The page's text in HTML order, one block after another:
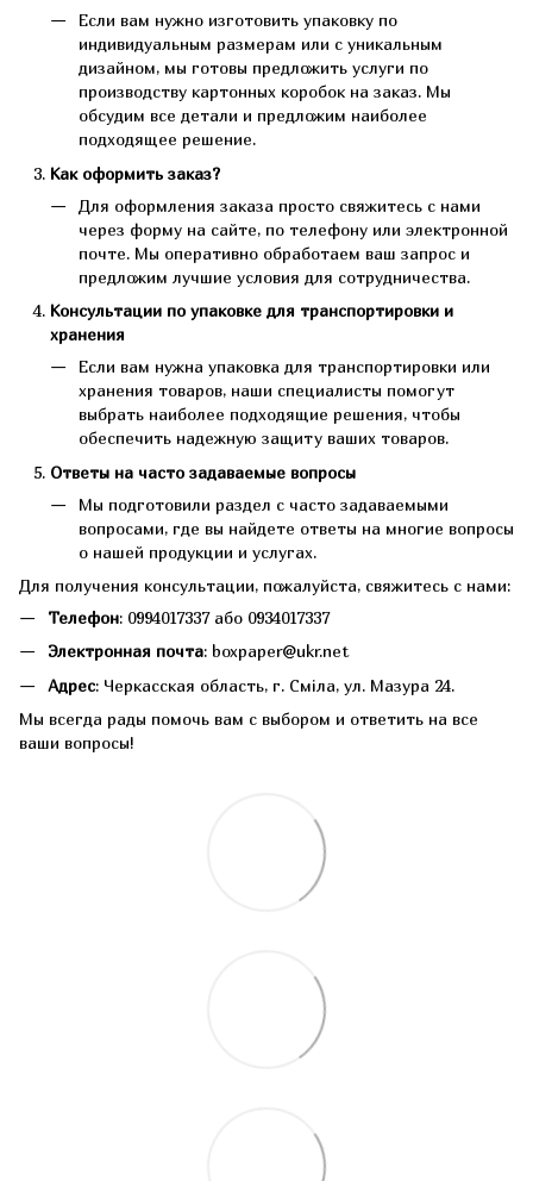
Если вам нужно изготовить упаковку по
индивидуальным размерам или с уникальным
дизайном, мы готовы предложить услуги по
производству картонных коробок на заказ. Мы
обсудим все детали и предложим наиболее
подходящее решение.
Как оформить заказ?
Для оформления заказа просто свяжитесь с нами
через форму на сайте, по телефону или электронной
почте. Мы оперативно обработаем ваш запрос и
предложим лучшие условия для сотрудничества.
Консультации по упаковке для транспортировки и
хранения
Если вам нужна упаковка для транспортировки или
хранения товаров, наши специалисты помогут
выбрать наиболее подходящие решения, чтобы
обеспечить надежную защиту ваших товаров.
Ответы на часто задаваемые вопросы
Мы подготовили раздел с часто задаваемыми
вопросами, где вы найдете ответы на многие вопросы
о нашей продукции и услугах.
Для получения консультации, пожалуйста, свяжитесь с нами:
Телефон: 0994017337 або 0934017337
Электронная почта: boxpaper@ukr.net
Адрес: Черкасская область, г. Сміла, ул. Мазура 24.
Мы всегда рады помочь вам с выбором и ответить на все
ваши вопросы!